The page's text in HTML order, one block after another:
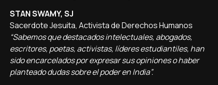
STAN SWAMY, SJ
Sacerdote Jesuita, Activista de Derechos Humanos
“Sabemos que destacados intelectuales, abogados,
escritores, poetas, activistas, líderes estudiantiles, han
sido encarcelados por expresar sus opiniones o haber
planteado dudas sobre el poder en India”.